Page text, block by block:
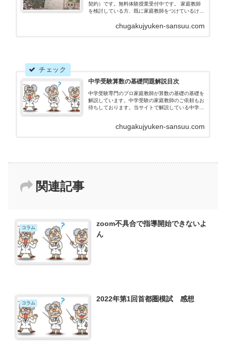
契約）です。無料体験授業受付中です。 家庭教師
を検討している方、既に家庭教師をつけているけれ
ます。丸暗記に頼らず正しく理解することで、少し
chugakujyuken-sansuu.com
中学受験算数の基礎問題解説目次
中学受験専門のプロ家庭教師が算数の基礎の基礎を
解説しています。中学受験の家庭教師のご依頼もお
待ちしております。当サイトで解説している中学受
プリントも...chugakujyuken-sansuu.com
関連記事
コラム
zoom不具合で指導開始できないよ
ん
コラム 2022年第1回首都圏模試 感想